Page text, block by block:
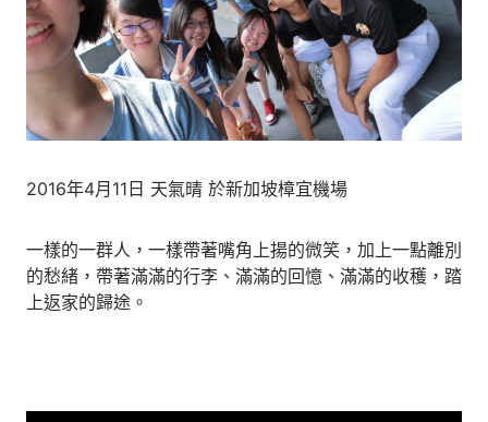
2016年4月11日 天氣晴 於新加坡樟宜機場
一樣的一群人，一樣帶著嘴角上揚的微笑，加上一點離別
的愁緒，帶著滿滿的行李、滿滿的回憶、滿滿的收穫，踏
上返家的歸途。